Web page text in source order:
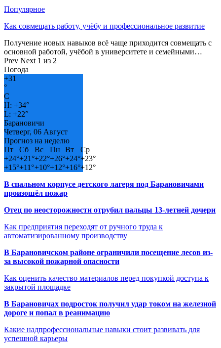
Популярное
Как совмещать работу, учёбу и профессиональное развитие
Получение новых навыков всё чаще приходится совмещать с
основной работой, учёбой в университете и семейными…
Prev Next 1 из 2
Погода
+31
°
C
H: +34°
L: +22°
Барановичи
Четверг, 06 Август
Прогноз на неделю
Пт
Сб Вс Пн Вт
Ср
+24°+21°+22°+26°+24°+23°
+15°+11°+10°+12°+16°+12°
В спальном корпусе детского лагеря под Барановичами
произошёл пожар
Отец по неосторожности отрубил пальцы 13-летней дочери
Как предприятия переходят от ручного труда к
автоматизированному производству
В Барановичском районе ограничили посещение лесов из-
за высокой пожарной опасности
Как оценить качество материалов перед покупкой доступа к
закрытой площадке
В Барановичах подросток получил удар током на железной
дороге и попал в реанимацию
Какие надпрофессиональные навыки стоит развивать для
успешной карьеры